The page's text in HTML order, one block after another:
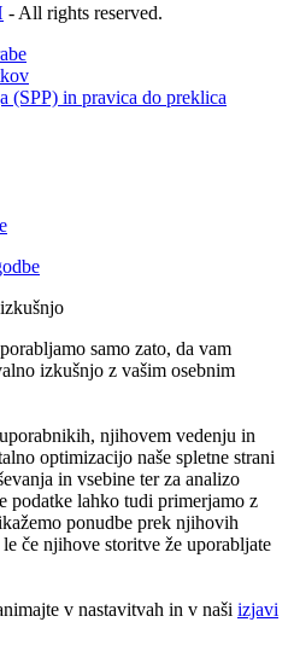
- All rights reserved.
(SPP) in pravica do preklica
samo zato, da vam
izkušnjo z vašim osebnim
njihovem vedenju in
optimizacijo naše spletne strani
in vsebine ter za analizo
podatke lahko tudi primerjamo z
ponudbe prek njihovih
če njihove storitve že uporabljate
v nastavitvah in v naši izjavi